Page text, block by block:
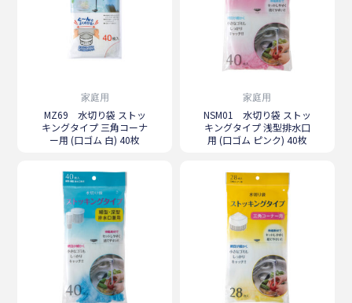
家庭用
MZ69 水切り袋 ストッ
キングタイプ 三角コーナ
ー用 (口ゴム 白) 40枚
家庭用
NSM01 水切り袋 ストッ
キングタイプ 浅型排水口
用 (口ゴム ピンク) 40枚